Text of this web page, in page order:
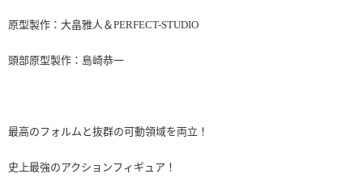
原型製作：大畠雅人＆PERFECT-STUDIO
頭部原型製作：島崎恭一
最高のフォルムと抜群の可動領域を両立！
史上最強のアクションフィギュア！